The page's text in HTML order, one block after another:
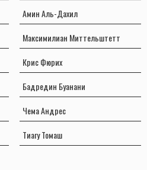
Амин Аль-Дахил
Максимилиан Миттельштетт
Крис Фюрих
Бадредин Буанани
Чема Андрес
Тиагу Томаш